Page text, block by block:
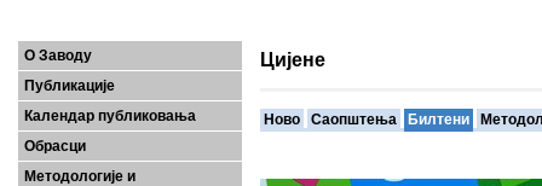
О Заводу
Публикације
Календар публиковања
Обрасци
Методологије и
Цијене
Ново Саопштења Билтени